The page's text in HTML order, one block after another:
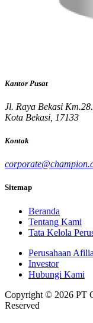
Kantor Pusat
Jl. Raya Bekasi
Kota Bekasi, 17133
Kontak
Sitemap
Beranda
Tentang Kami
Tata Kelola
Perusahaan
Investor
Hubungi Kami
Copyright © 2026 PT
Reserved